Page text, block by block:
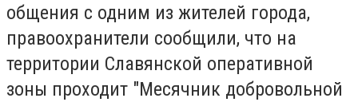
общения с одним из жителей города,
правоохранители сообщили, что на
территории Славянской оперативной
зоны проходит "Месячник добровольной